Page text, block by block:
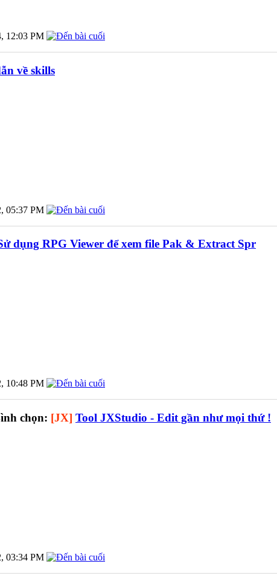
12:03 PM
về skills
05:37 PM
dụng RPG Viewer để xem file Pak & Extract Spr
10:48 PM
chọn: [JX] Tool JXStudio - Edit gần như mọi thứ !
03:34 PM